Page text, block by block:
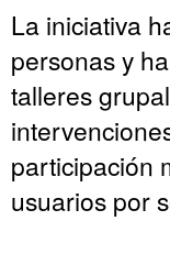
La iniciativa
personas y
talleres
participación
usuarios por